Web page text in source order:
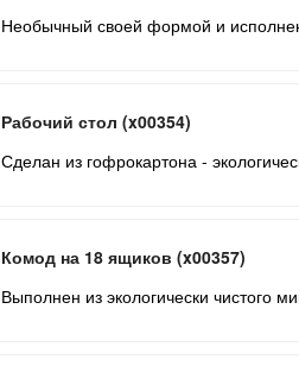
Необычный своей формой и
Рабочий стол (x00354)
Сделан из гофрокартона -
Комод на 18 ящиков (x00357)
Выполнен из экологически чистого